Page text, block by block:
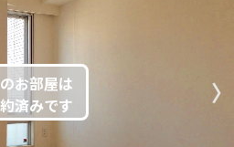
〉